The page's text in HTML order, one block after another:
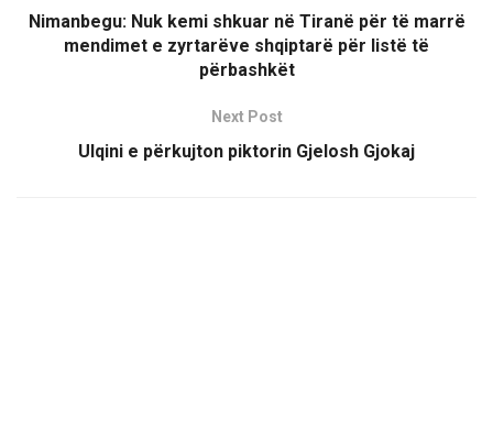
Nimanbegu: Nuk kemi shkuar në Tiranë për të marrë
mendimet e zyrtarëve shqiptarë për listë të
përbashkët
Next Post
Ulqini e përkujton piktorin Gjelosh Gjokaj